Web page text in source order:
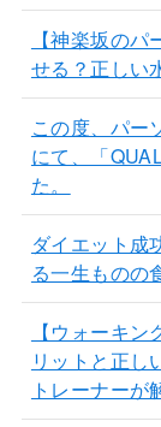
【神楽坂の
せる？正しい
この度、パー
にて、「
た。
ダイエット成
る一生ものの
【ウォーキ
リットと正し
トレーナーが